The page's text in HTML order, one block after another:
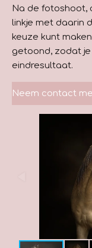
Na de fotoshoot,
linkje met daarin
keuze kunt
getoond, zodat
eindresultaat.
Neem contact